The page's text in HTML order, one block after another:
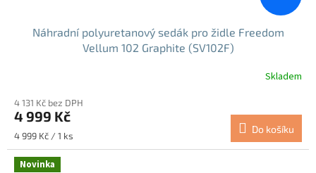
Náhradní polyuretanový sedák pro židle Freedom
Vellum 102 Graphite (SV102F)
Skladem
4 131 Kč bez DPH
4 999 Kč
Měrná
cena:
4 999 Kč / 1 ks
Do košíku
Novinka